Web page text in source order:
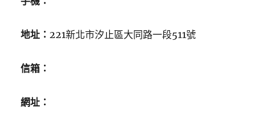
地址： 221新北市汐止區大同路一段511號
信箱：
網址：